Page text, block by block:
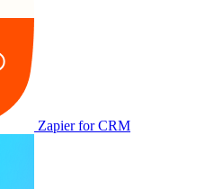
Zapier for CRM